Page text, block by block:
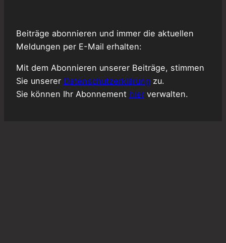
Beiträge abonnieren und immer die aktuellen
Meldungen per E-Mail erhalten:
Mit dem Abonnieren unserer Beiträge, stimmen
Sie unserer Datenschutzerklärung zu.
Sie können Ihr Abonnement hier verwalten.